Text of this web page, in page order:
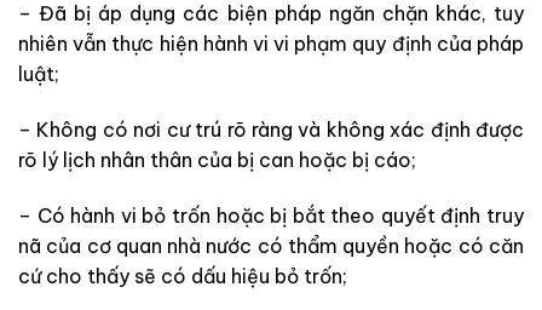
– Đã bị áp dụng các biện pháp ngăn chặn khác, tuy
nhiên vẫn thực hiện hành vi vi phạm quy định của pháp
luật;
– Không có nơi cư trú rõ ràng và không xác định được
rõ lý lịch nhân thân của bị can hoặc bị cáo;
– Có hành vi bỏ trốn hoặc bị bắt theo quyết định truy
nã của cơ quan nhà nước có thẩm quyền hoặc có căn
cứ cho thấy sẽ có dấu hiệu bỏ trốn;